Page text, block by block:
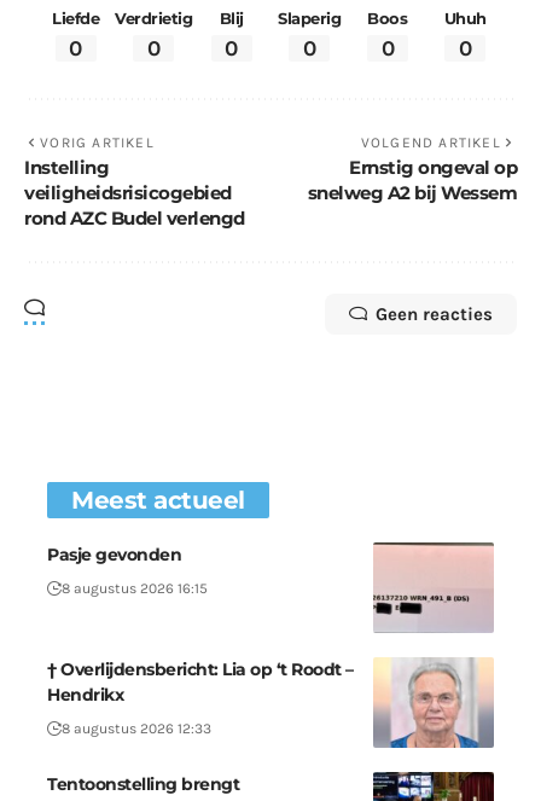
Liefde
0
Verdrietig
0
Blij
0
Slaperig
0
Boos
0
Uhuh
0
VORIG ARTIKEL
Instelling
veiligheidsrisicogebied
rond AZC Budel verlengd
VOLGEND ARTIKEL
Ernstig ongeval op
snelweg A2 bij Wessem
Geen reacties
Meest actueel
Pasje gevonden
8 augustus 2026 16:15
† Overlijdensbericht: Lia op ‘t Roodt –
Hendrikx
8 augustus 2026 12:33
Tentoonstelling brengt